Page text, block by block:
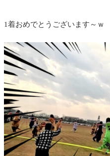
1着おめでとうございます～ｗ